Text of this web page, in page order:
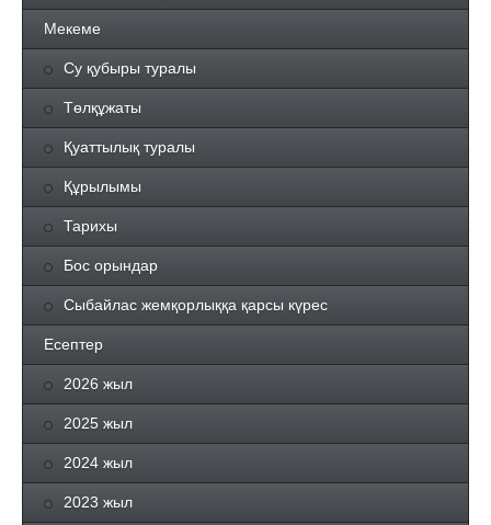
Мекеме
Су қубыры туралы
Төлқұжаты
Қуаттылық туралы
Құрылымы
Тарихы
Бос орындар
Сыбайлас жемқорлыққа қарсы күрес
Есептер
2026 жыл
2025 жыл
2024 жыл
2023 жыл